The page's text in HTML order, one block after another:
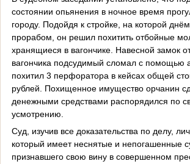
состоянии опьянения в ночное время
городу. Подойдя к стройке, на которой
прорабом, он решил похитить отбойные
хранящиеся в вагончике. Навесной замок
вагончика подсудимый сломал с помощью
похитил 3 перфоратора в кейсах общей
рублей. Похищенное имущество орчанин
денежными средствами распорядился по
усмотрению.
Суд, изучив все доказательства по делу,
который имеет неснятые и непогашенные
признавшего свою вину в совершенном